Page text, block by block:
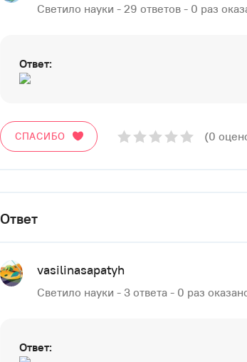
Светило науки - 29 ответов - 0 раз
Ответ:
СПАСИБО (0
Ответ
vasilinasapatyh
Светило науки - 3 ответа - 0 раз
Ответ: